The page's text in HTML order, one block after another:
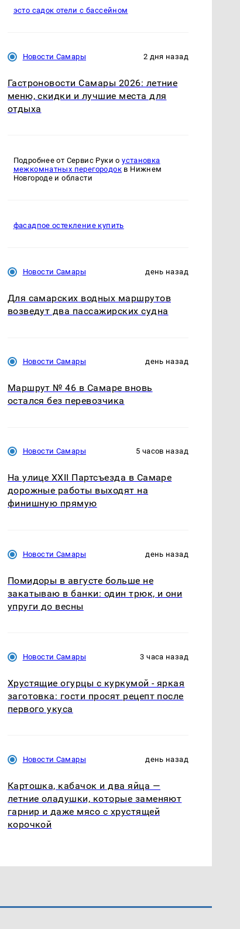
продукта: что купить?
эсто садок отели с бассейном
Новости Самары 2 дня назад
Гастроновости Самары 2026: летние
меню, скидки и лучшие места для
отдыха
Подробнее от Сервис Руки оустановка
межкомнатных перегородокв Нижнем
Новгороде и области
фасадпое остекление купить
Новости Самары день назад
Для самарских водных маршрутов
возведут два пассажирских судна
Новости Самары день назад
Маршрут № 46 в Самаре вновь
остался без перевозчика
Новости Самары 5 часов назад
На улице XXII Партсъезда в Самаре
дорожные работы выходят на
финишную прямую
Новости Самары день назад
Помидоры в августе больше не
закатываю в банки: один трюк, и они
упруги до весны
Новости Самары 3 часа назад
Хрустящие огурцы с куркумой - яркая
заготовка: гости просят рецепт после
первого укуса
Новости Самары день назад
Картошка, кабачок и два яйца —
летние оладушки, которые заменяют
гарнир и даже мясо с хрустящей
корочкой